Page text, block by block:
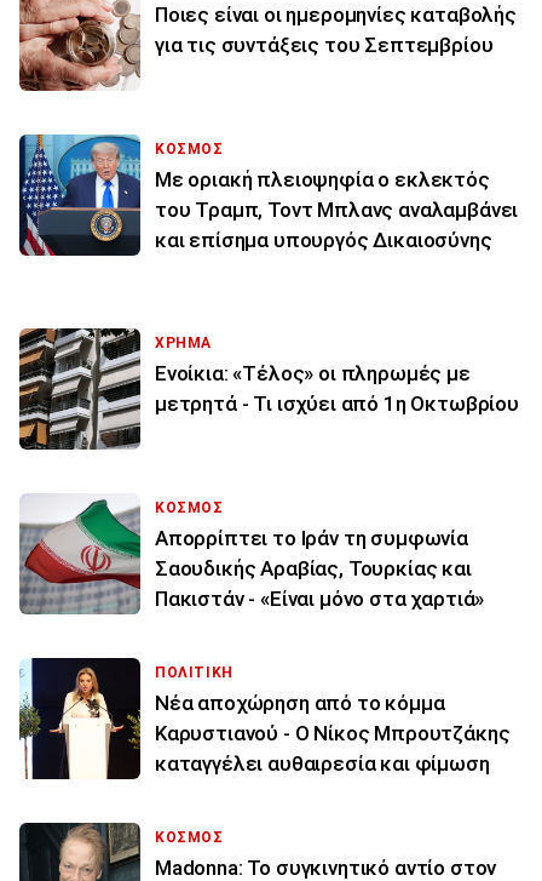
Ποιες είναι οι ημερομηνίες καταβολής
για τις συντάξεις του Σεπτεμβρίου
ΚΟΣΜΟΣ
Με οριακή πλειοψηφία ο εκλεκτός
του Τραμπ, Τοντ Μπλανς αναλαμβάνει
και επίσημα υπουργός Δικαιοσύνης
ΧΡΗΜΑ
Ενοίκια: «Τέλος» οι πληρωμές με
μετρητά - Τι ισχύει από 1η Οκτωβρίου
ΚΟΣΜΟΣ
Απορρίπτει το Ιράν τη συμφωνία
Σαουδικής Αραβίας, Τουρκίας και
Πακιστάν - «Είναι μόνο στα χαρτιά»
ΠΟΛΙΤΙΚΗ
Νέα αποχώρηση από το κόμμα
Καρυστιανού - Ο Νίκος Μπρουτζάκης
καταγγέλει αυθαιρεσία και φίμωση
ΚΟΣΜΟΣ
Madonna: Το συγκινητικό αντίο στον